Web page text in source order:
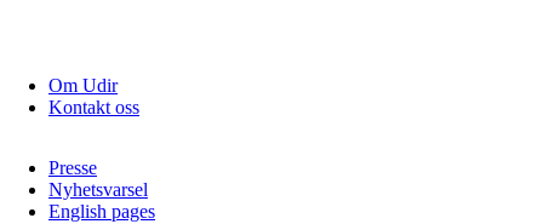
Om Udir
Kontakt oss
Presse
Nyhetsvarsel
English pages